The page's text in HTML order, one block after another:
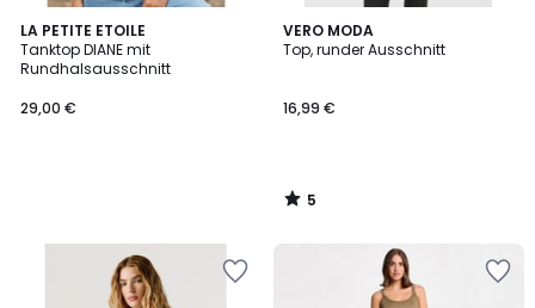
LA PETITE ETOILE
Tanktop DIANE mit
Rundhalsausschnitt
29,00 €
VERO MODA
Top, runder Ausschnitt
16,99 €
5
/
5
/